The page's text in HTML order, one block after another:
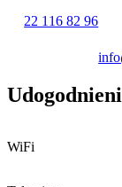
Dwu -pokojowe
Cztero-pokojowe
ciszę i spokój.
22 116 82 96
WiFi